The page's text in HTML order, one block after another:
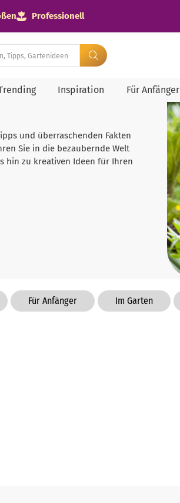
Professionell
Inspiration Für Anfänger
und überraschenden Fakten
Sie in die bezaubernde Welt
hin zu kreativen Ideen für Ihren
Für Anfänger Im Garten